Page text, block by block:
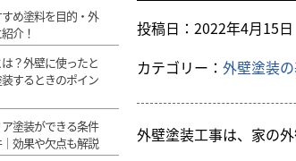
投稿日： 2022年4月15日
カテゴリー： 外壁塗装
外壁塗装工事は、家の
め塗料を目的・外
介！
？外壁に使ったと
するときのポイン
塗装ができる条件
効果や欠点も解説